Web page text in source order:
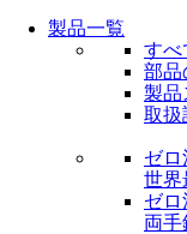
製品一覧
すべ
部品
製品
取扱
ゼロ
世界
ゼロ
両